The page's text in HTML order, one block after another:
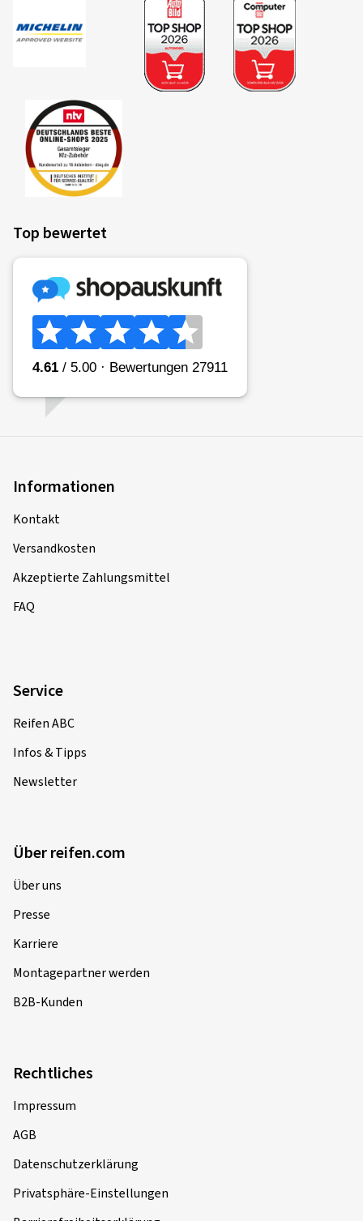
Top bewertet
Informationen
Kontakt
Versandkosten
Akzeptierte Zahlungsmittel
FAQ
Service
Reifen ABC
Infos & Tipps
Newsletter
Über reifen.com
Über uns
Presse
Karriere
Montagepartner werden
B2B-Kunden
Rechtliches
Impressum
AGB
Datenschutzerklärung
Privatsphäre-Einstellungen